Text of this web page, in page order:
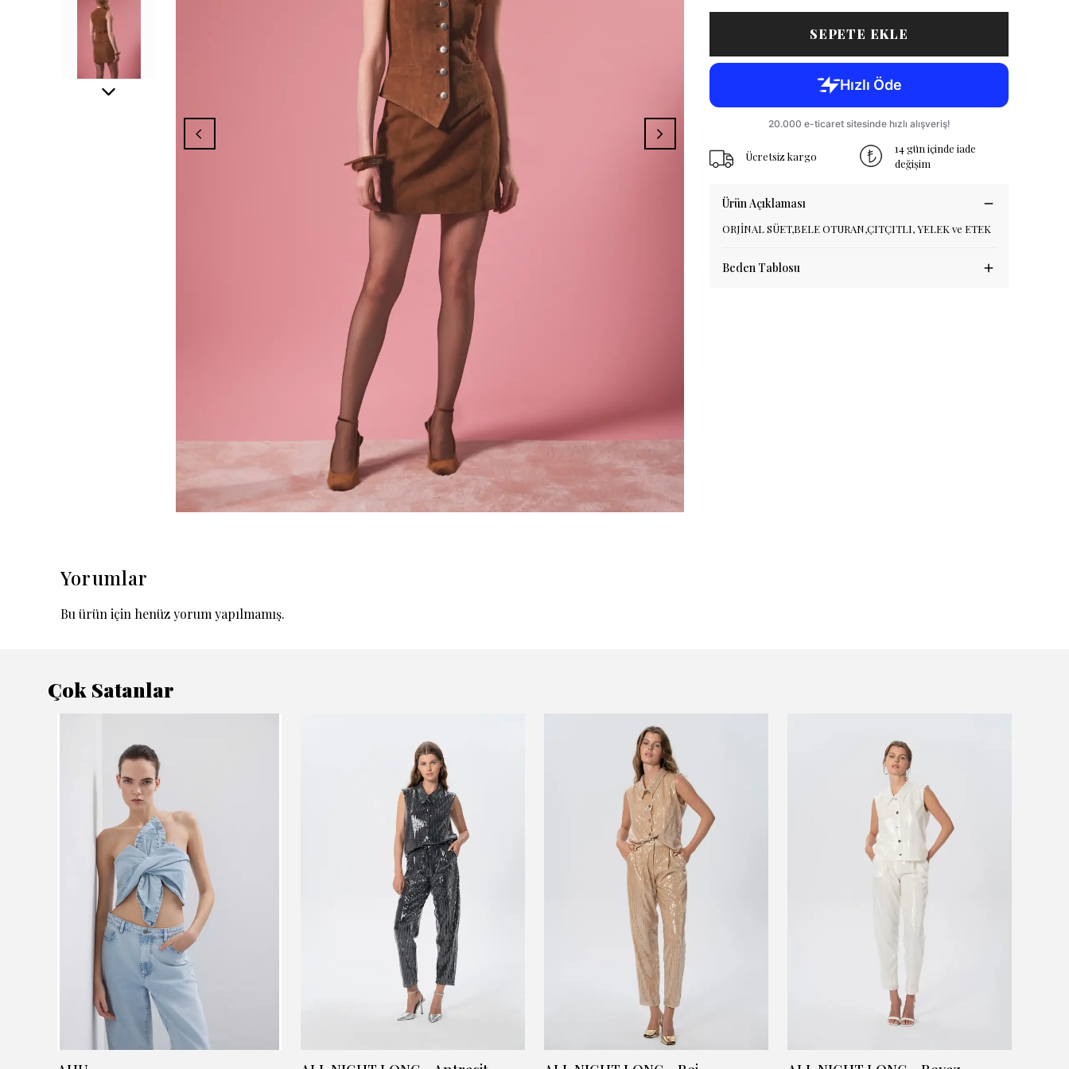
SEPETE EKLE
Ücretsiz kargo
14 gün içinde iade
değişim
Ürün Açıklaması
ORJİNAL SÜET,BELE OTURAN,ÇITÇITLI, YELEK ve ETEK
Beden Tablosu
Yorumlar
Bu ürün için henüz yorum yapılmamış.
Çok Satanlar